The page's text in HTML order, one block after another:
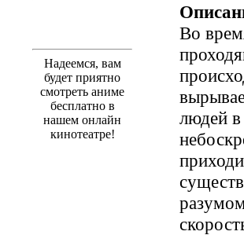
Надеемся, вам
будет приятно
смотреть аниме
бесплатно в
нашем онлайн
кинотеатре!
Во
людей в